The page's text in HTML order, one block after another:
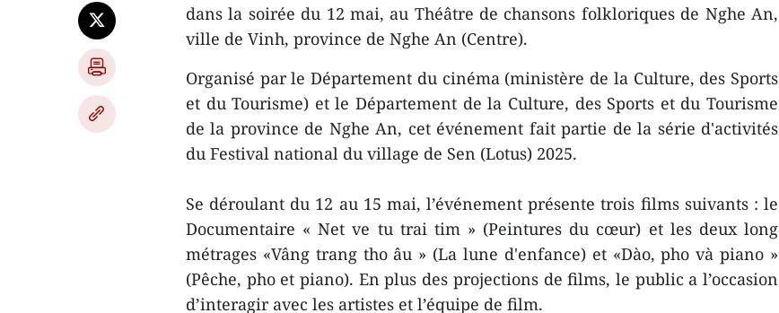
dans la soirée du 12 mai, au Théâtre de chansons folkloriques de Nghe An,
ville de Vinh, province de Nghe An (Centre).
Organisé par le Département du cinéma (ministère de la Culture, des Sports
et du Tourisme) et le Département de la Culture, des Sports et du Tourisme
de la province de Nghe An, cet événement fait partie de la série d'activités
du Festival national du village de Sen (Lotus) 2025.
Se déroulant du 12 au 15 mai, l’événement présente trois films suivants : le
Documentaire « Net ve tu trai tim » (Peintures du cœur) et les deux long
métrages «Vâng trang tho âu » (La lune d'enfance) et «Dào, pho và piano »
(Pêche, pho et piano). En plus des projections de films, le public a l’occasion
d’interagir avec les artistes et l’équipe de film.